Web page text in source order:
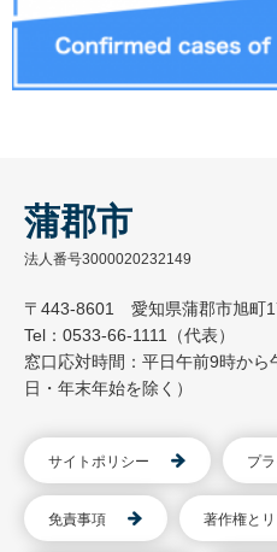
蒲郡市
法人番号3000020232149
〒443-8601 愛知県蒲郡市旭町
Tel：0533-66-1111（代表）
窓口応対時間：平日午前9時か
日・年末年始を除く）
サイトポリシー プ
免責事項 著作権とリ